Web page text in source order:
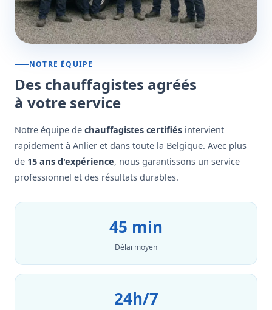
NOTRE ÉQUIPE
Des chauffagistes agréés
à votre service
Notre équipe de chauffagistes certifiés intervient
rapidement à Anlier et dans toute la Belgique. Avec plus
de 15 ans d'expérience, nous garantissons un service
professionnel et des résultats durables.
45 min
Délai moyen
24h/7